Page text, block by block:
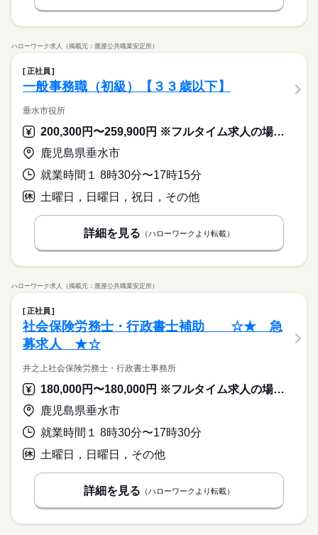
ハローワーク求人（掲載元：鹿屋公共職業安定所）
正社員
一般事務職（初級）【３３歳以下】
垂水市役所
200,300円〜259,900円 ※フルタイム求人の場合は月額（換算額）、パート求人の場合は時間額を表示しています。
鹿児島県垂水市
就業時間１ 8時30分〜17時15分
土曜日，日曜日，祝日，その他
詳細を見る （ハローワークより転載）
ハローワーク求人（掲載元：鹿屋公共職業安定所）
正社員
社会保険労務士・行政書士補助 ☆★ 急
募求人 ★☆
井之上社会保険労務士・行政書士事務所
180,000円〜180,000円 ※フルタイム求人の場合は月額（換算額）、パート求人の場合は時間額を表示しています。
鹿児島県垂水市
就業時間１ 8時30分〜17時30分
土曜日，日曜日，その他
詳細を見る （ハローワークより転載）